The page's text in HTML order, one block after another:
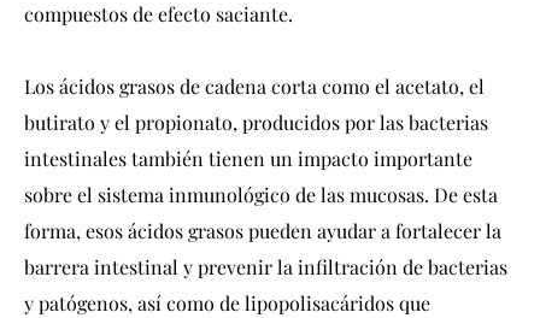
compuestos de efecto saciante.
Los ácidos grasos de cadena corta como el acetato, el
butirato y el propionato, producidos por las bacterias
intestinales también tienen un impacto importante
sobre el sistema inmunológico de las mucosas. De esta
forma, esos ácidos grasos pueden ayudar a fortalecer la
barrera intestinal y prevenir la infiltración de bacterias
y patógenos, así como de lipopolisacáridos que